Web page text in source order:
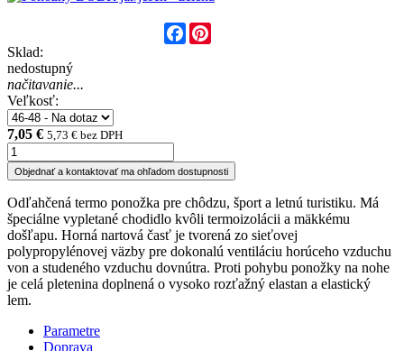
Facebook
Sklad:
nedostupný
načitavanie...
Veľkosť:
7,05 € 5,73 € bez DPH
Objednať a kontaktovať ma ohľadom dostupnosti
Odľahčená termo ponožka pre chôdzu, šport a letnú turistiku. Má
špeciálne vypletané chodidlo kvôli termoizolácii a mäkkému
došľapu. Horná nartová časť je tvorená zo sieťovej
polypropylénovej väzby pre dokonalú ventiláciu horúceho vzduchu
von a studeného vzduchu dovnútra. Proti pohybu ponožky na nohe
je celá pletenina doplnená o vysoko rozťažný elastan a elastický
lem.
Parametre
Doprava